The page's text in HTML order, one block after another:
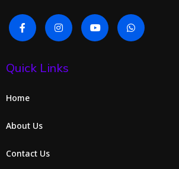
Quick Links
Home
About Us
Contact Us